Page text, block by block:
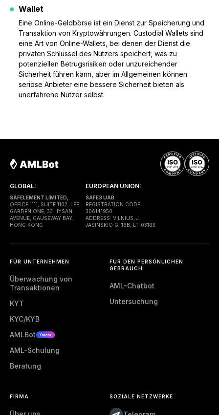
Wallet
Eine Online-Geldbörse ist ein Dienst zur Speicherung und
Transaktion von Kryptowährungen. Custodial Wallets sind
eine Art von Online-Wallets, bei denen der Dienst die
privaten Schlüssel des Nutzers speichert, was zu
potenziellen Betrugsrisiken oder unzureichender
Sicherheit führen kann, aber im Allgemeinen können
seriöse Anbieter eine bessere Sicherheit bieten als
unerfahrene Nutzer selbst.
GLOBAL:
SAFELEMENT LIMITED,
OFFICE 1111, SUITE 1102, LEE
GARDEN ONE, 33 HYSAN
AVENUE, CAUSEWAY BAY,
HONG KONG
EUROPEAN UNION:
SAFE3 UAB
REGISTRATION CODE:
306141950
ADDRESS: VILNIUS, J.
JASINSKIO G. 16B, LT-03163
FÜR UNTERNEHMEN
Überwachung von
Transaktionen
KYT
KYC/KYB
AMLBot
AML-Schulung
Beratung
FÜR DEN PERSÖNLICHEN
GEBRAUCH
AML-Chatbot
Untersuchung
FIRMA SOZIALE NETZWERKE